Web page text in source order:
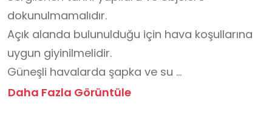
dokunulmamalıdır.
Açık alanda bulunulduğu için hava koşullarına
uygun giyinilmelidir.
Güneşli havalarda şapka ve su
bulundurulmalıdır.
Daha Fazla Görüntüle